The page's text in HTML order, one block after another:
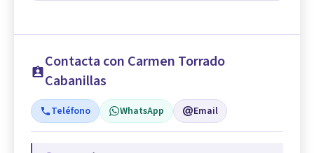
Contacta con Carmen Torrado
Cabanillas
Teléfono WhatsApp Email